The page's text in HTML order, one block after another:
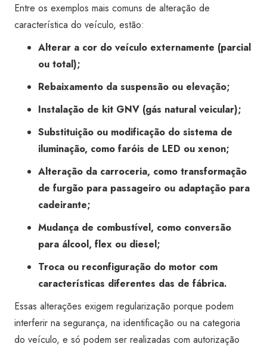
Entre os exemplos mais comuns de alteração de
característica do veículo, estão:
Alterar a cor do veículo externamente (parcial
ou total);
Rebaixamento da suspensão ou elevação;
Instalação de kit GNV (gás natural veicular);
Substituição ou modificação do sistema de
iluminação, como faróis de LED ou xenon;
Alteração da carroceria, como transformação
de furgão para passageiro ou adaptação para
cadeirante;
Mudança de combustível, como conversão
para álcool, flex ou diesel;
Troca ou reconfiguração do motor com
características diferentes das de fábrica.
Essas alterações exigem regularização porque podem
interferir na segurança, na identificação ou na categoria
do veículo, e só podem ser realizadas com autorização